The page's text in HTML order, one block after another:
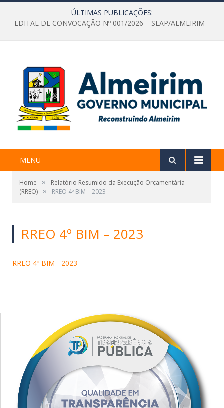
ÚLTIMAS PUBLICAÇÕES:
EDITAL DE CONVOCAÇÃO Nº 001/2026 – SEAP/ALMEIRIM
MENU
Home »
Relatório Resumido da Execução Orçamentária
(RREO) » RREO 4º BIM – 2023
RREO 4º BIM – 2023
RREO 4º BIM - 2023